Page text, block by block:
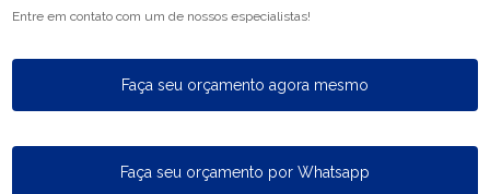
Entre em contato com um de nossos especialistas!
Faça seu orçamento agora mesmo
Faça seu orçamento por Whatsapp